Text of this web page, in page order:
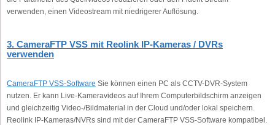
verwenden, einen Videostream mit niedrigerer Auflösung.
3. CameraFTP VSS mit Reolink IP-Kameras / DVRs
verwenden
CameraFTP VSS-Software Sie können einen PC als CCTV-DVR-System
nutzen. Er kann Live-Kameravideos auf Ihrem Computerbildschirm anzeigen
und gleichzeitig Video-/Bildmaterial in der Cloud und/oder lokal speichern.
Reolink IP-Kameras/NVRs sind mit der CameraFTP VSS-Software kompatibel.